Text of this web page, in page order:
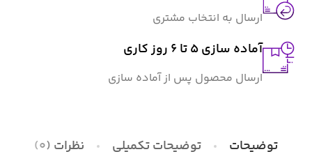
ارسال به انتخاب مشتری
آماده سازی 5 تا 6 روز کاری
ارسال محصول پس از آماده سازی
توضیحات توضیحات تکمیلی نظرات (0)